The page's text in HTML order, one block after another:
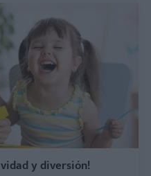
y diversión!